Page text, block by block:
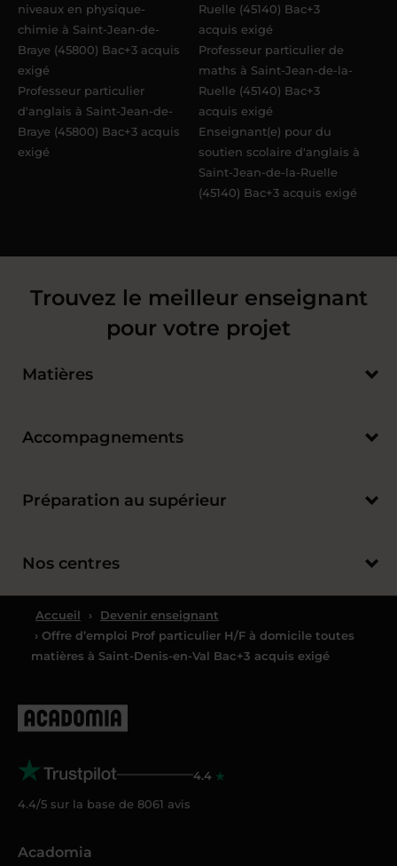
niveaux en physique-
chimie à Saint-Jean-de-
Braye (45800) Bac+3 acquis
exigé
Professeur particulier
d'anglais à Saint-Jean-de-
Braye (45800) Bac+3 acquis
exigé
Ruelle (45140) Bac+3
acquis exigé
Professeur particulier de
maths à Saint-Jean-de-la-
Ruelle (45140) Bac+3
acquis exigé
Enseignant(e) pour du
soutien scolaire d'anglais à
Saint-Jean-de-la-Ruelle
(45140) Bac+3 acquis exigé
Trouvez le meilleur enseignant
pour votre projet
Matières
Accompagnements
Préparation au supérieur
Nos centres
Accueil ›
Devenir enseignant
› Offre d’emploi Prof particulier H/F à domicile toutes
matières à Saint-Denis-en-Val Bac+3 acquis exigé
4.4
4.4/5 sur la base de 8061 avis
Acadomia